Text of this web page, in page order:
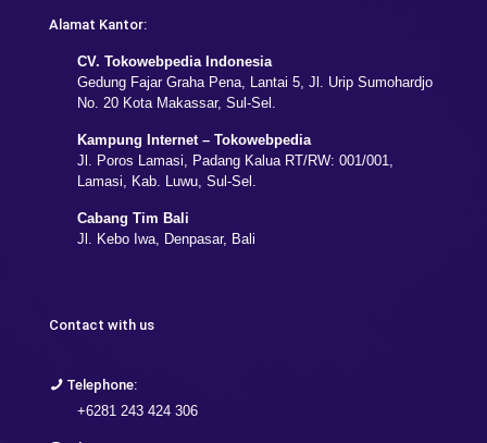
Alamat Kantor:
CV. Tokowebpedia Indonesia
Gedung Fajar Graha Pena, Lantai 5, Jl. Urip Sumohardjo
No. 20 Kota Makassar, Sul-Sel.
Kampung Internet – Tokowebpedia
Jl. Poros Lamasi, Padang Kalua RT/RW: 001/001,
Lamasi, Kab. Luwu, Sul-Sel.
Cabang Tim Bali
Jl. Kebo Iwa, Denpasar, Bali
Contact with us
Telephone:
+6281 243 424 306